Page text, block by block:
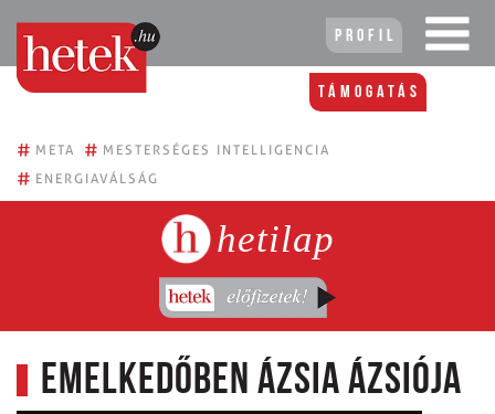
Profil
Támogatás
# META # MESTERSÉGES INTELLIGENCIA
# ENERGIAVÁLSÁG
hetilap
Emelkedőben Ázsia ázsiója